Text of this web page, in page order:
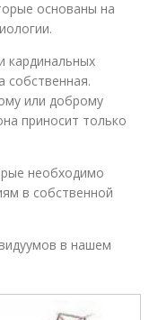
основаны на
кардинальных
собственная.
или доброму
приносит только
необходимо
в собственной
в нашем